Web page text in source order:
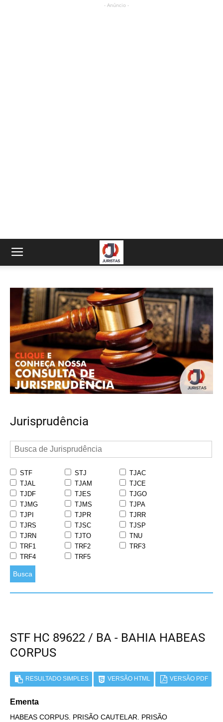
- Anúncio -
Jurisprudência
STF STJ
TJAC
TJAL
TJAM
TJCE
TJDF
TJES
TJGO
TJMG
TJMS
TJPA
TJPI
TJPR
TJRR
TJRS
TJSC
TJSP
TJRN
TJTO
TNU
TRF1
TRF2
TRF3
TRF4
TRF5
Busca
STF HC 89622 / BA - BAHIA HABEAS
CORPUS
RESULTADO SIMPLES VERSÃO HTML VERSÃO PDF
Ementa
HABEAS CORPUS. PRISÃO CAUTELAR. PRISÃO